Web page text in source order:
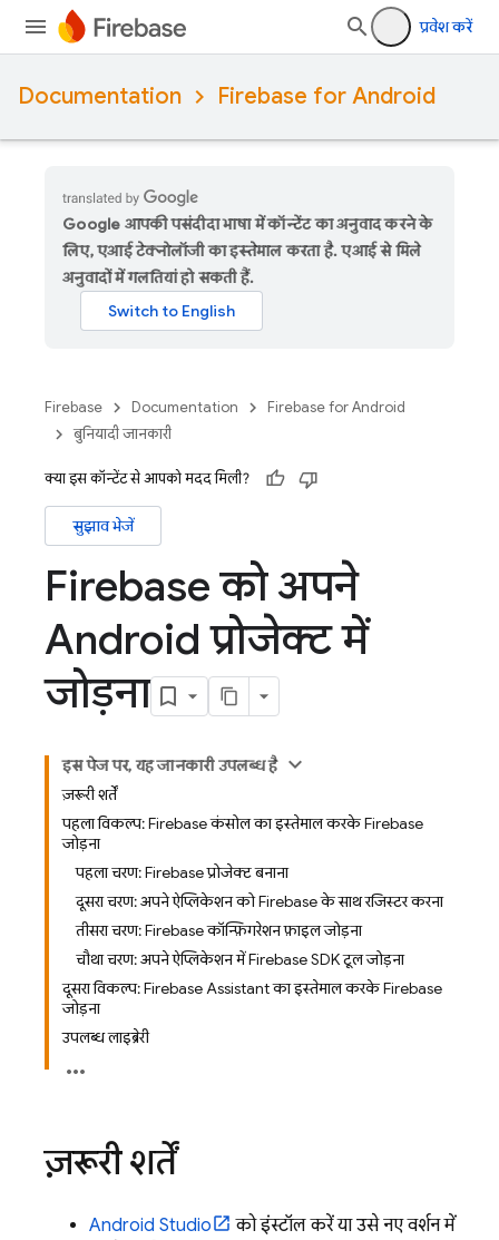
प्रवेश करें
Documentation Firebase for Android
Google आपकी पसंदीदा भाषा में कॉन्टेंट का अनुवाद करने के
लिए, एआई टेक्नोलॉजी का इस्तेमाल करता है. एआई से मिले
अनुवादों में गलतियां हो सकती हैं.
Firebase Documentation
Firebase for Android
बुनियादी जानकारी
क्या इस कॉन्टेंट से आपको मदद मिली?
सुझाव भेजें
Firebase को अपने
Android प्रोजेक्ट में
जोड़ना
इस पेज पर, यह जानकारी उपलब्ध है
ज़रूरी शर्तें
पहला विकल्प: Firebase कंसोल का इस्तेमाल करके Firebase
जोड़ना
पहला चरण: Firebase प्रोजेक्ट बनाना
दूसरा चरण: अपने ऐप्लिकेशन को Firebase के साथ रजिस्टर करना
तीसरा चरण: Firebase कॉन्फ़िगरेशन फ़ाइल जोड़ना
चौथा चरण: अपने ऐप्लिकेशन में Firebase SDK टूल जोड़ना
दूसरा विकल्प: Firebase Assistant का इस्तेमाल करके Firebase
जोड़ना
उपलब्ध लाइब्रेरी
ज़रूरी शर्तें
Android Studio
को इंस्टॉल करें या उसे नए वर्शन में